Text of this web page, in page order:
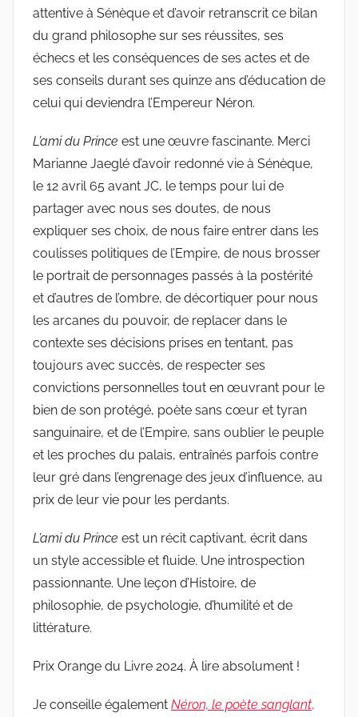
attentive à Sénèque et d’avoir retranscrit ce bilan
du grand philosophe sur ses réussites, ses
échecs et les conséquences de ses actes et de
ses conseils durant ses quinze ans d’éducation de
celui qui deviendra l’Empereur Néron.
L’ami du Prince est une œuvre fascinante. Merci
Marianne Jaeglé d’avoir redonné vie à Sénèque,
le 12 avril 65 avant JC, le temps pour lui de
partager avec nous ses doutes, de nous
expliquer ses choix, de nous faire entrer dans les
coulisses politiques de l’Empire, de nous brosser
le portrait de personnages passés à la postérité
et d’autres de l’ombre, de décortiquer pour nous
les arcanes du pouvoir, de replacer dans le
contexte ses décisions prises en tentant, pas
toujours avec succès, de respecter ses
convictions personnelles tout en œuvrant pour le
bien de son protégé, poète sans cœur et tyran
sanguinaire, et de l’Empire, sans oublier le peuple
et les proches du palais, entraînés parfois contre
leur gré dans l’engrenage des jeux d’influence, au
prix de leur vie pour les perdants.
L’ami du Prince est un récit captivant, écrit dans
un style accessible et fluide. Une introspection
passionnante. Une leçon d’Histoire, de
philosophie, de psychologie, d’humilité et de
littérature.
Prix Orange du Livre 2024. À lire absolument !
Je conseille également Néron, le poète sanglant,